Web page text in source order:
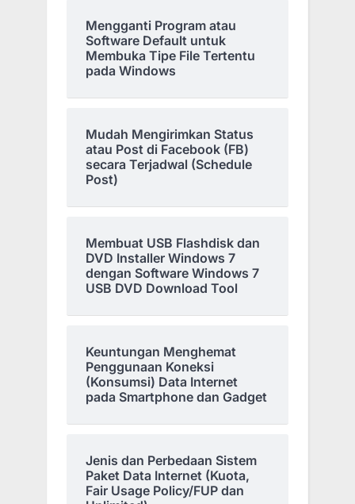
Mengganti Program atau
Software Default untuk
Membuka Tipe File Tertentu
pada Windows
Mudah Mengirimkan Status
atau Post di Facebook (FB)
secara Terjadwal (Schedule
Post)
Membuat USB Flashdisk dan
DVD Installer Windows 7
dengan Software Windows 7
USB DVD Download Tool
Keuntungan Menghemat
Penggunaan Koneksi
(Konsumsi) Data Internet
pada Smartphone dan Gadget
Jenis dan Perbedaan Sistem
Paket Data Internet (Kuota,
Fair Usage Policy/FUP dan